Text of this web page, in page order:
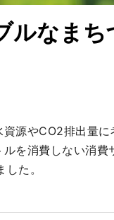
ルなまち
源やCO2排出量
を消費しない消費
た。